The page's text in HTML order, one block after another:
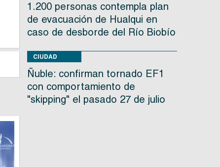
1.200 personas contempla plan
de evacuación de Hualqui en
caso de desborde del Río Biobío
CIUDAD
Ñuble: confirman tornado EF1
con comportamiento de
"skipping" el pasado 27 de julio